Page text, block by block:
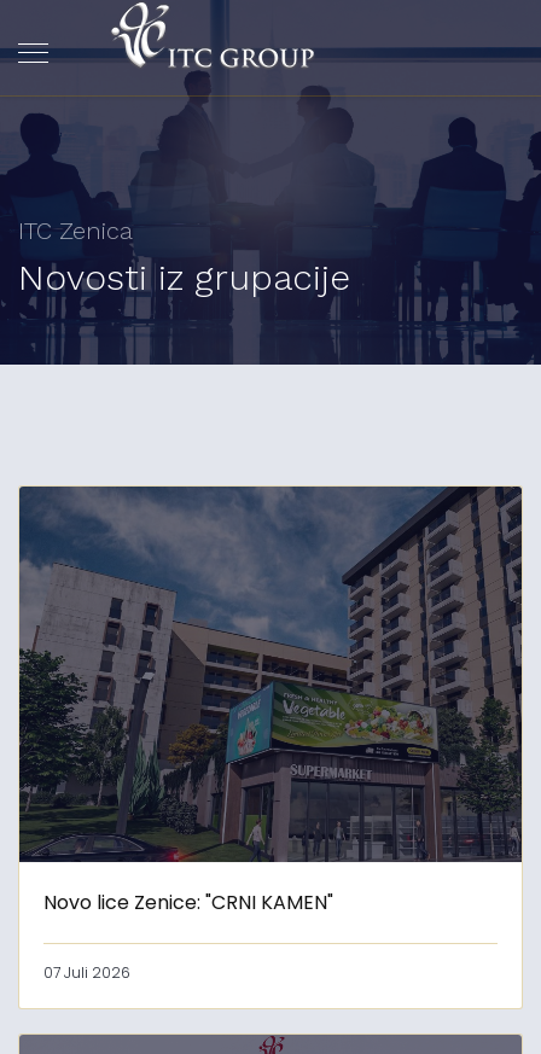
ITC Zenica
Novosti iz grupacije
Novo lice Zenice: "CRNI KAMEN"
07 Juli 2026